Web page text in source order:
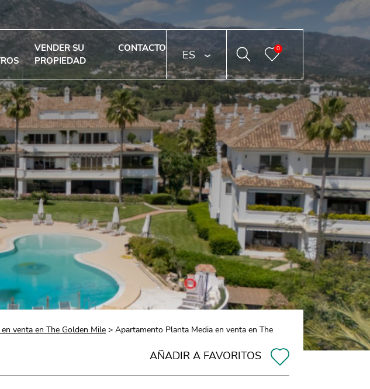
VENDER SU
PROPIEDAD
CONTACTO
ESPAÑOL 0
venta en The Golden Mile > Apartamento Planta Media en venta en The
AÑADIR A FAVORITOS